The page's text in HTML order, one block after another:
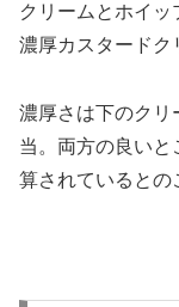
クリームとホイ
濃厚カスタードク
濃厚さは下のクリ
当。両方の良い
算されているとの